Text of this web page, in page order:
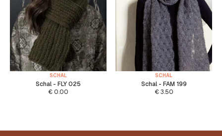
SCHAL
Schal - FLY 025
€ 0.00
SCHAL
Schal - FAM 199
€3.50